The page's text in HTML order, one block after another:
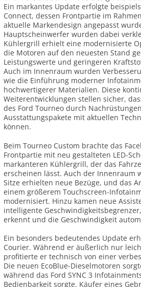
Ein markantes Update erfolgte
Connect, dessen Frontpartie im
aktuelle Markendesign angepasst
Hauptscheinwerfer wurden dabei
Kühlergrill erhielt eine modernisierte
die Motoren auf den neuesten Stand
Leistungswerte und geringeren
Auch im Innenraum wurden
wie die Einführung moderner
hochwertigerer Materialien. Diese
Weiterentwicklungen stellen sicher,
des Ford Tourneo durch
Ausstattungspakete mit aktuellen
können.
Beim Tourneo Custom brachte das
Frontpartie mit neu gestalteten LED-
markanteren Kühlergrill, der das
erscheinen lässt. Auch der Innenraum
Sitze erhielten neue Bezüge, und das
einem größerem Touchscreen-
modernisiert. Hinzu kamen neue
intelligente
erkennt und die Geschwindigkeit
Ein besonders bedeutendes Update
Courier. Während er äußerlich nur
profitierte er technisch von einer
Die neuen EcoBlue-Dieselmotoren
während das Ford SYNC 3
Bedienbarkeit sorgte. Käufer eines